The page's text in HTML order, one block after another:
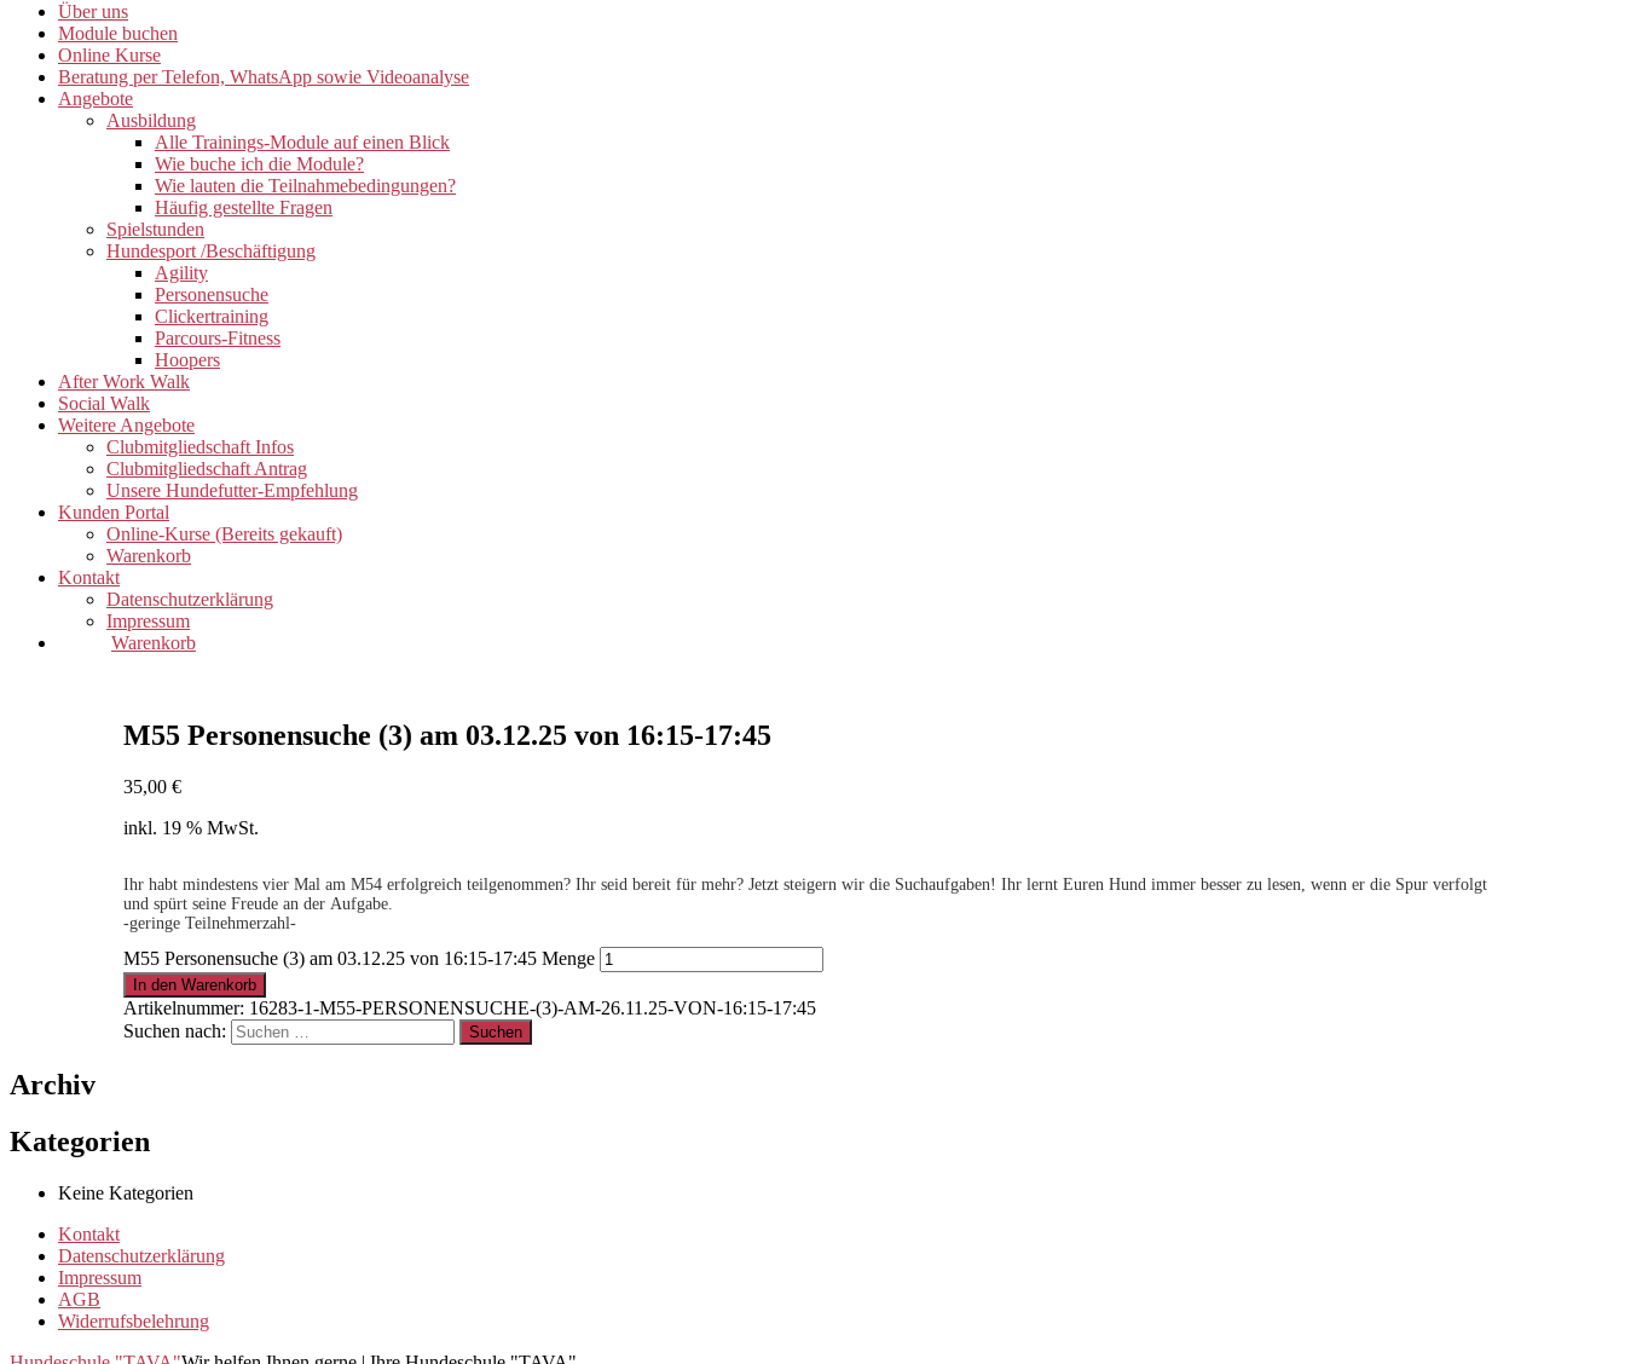
Über uns
Module buchen
Online Kurse
Beratung per Telefon, WhatsApp sowie Videoanalyse
Angebote
Ausbildung
Alle Trainings-Module auf einen Blick
Wie buche ich die Module?
Wie lauten die Teilnahmebedingungen?
Häufig gestellte Fragen
Spielstunden
Hundesport /Beschäftigung
Agility
Personensuche
Clickertraining
Parcours-Fitness
Hoopers
After Work Walk
Social Walk
Weitere Angebote
Clubmitgliedschaft Infos
Clubmitgliedschaft Antrag
Unsere Hundefutter-Empfehlung
Kunden Portal
Online-Kurse (Bereits gekauft)
Warenkorb
Kontakt
Datenschutzerklärung
Impressum
Warenkorb
M55 Personensuche (3) am 03.12.25 von 16:15-17:45
35,00€
inkl. 19 % MwSt.
Ihr habt mindestens vier Mal am M54 erfolgreich teilgenommen? Ihr seid bereit für mehr? Jetzt steigern wir die Suchaufgaben! Ihr lernt Euren Hund immer besser zu lesen, wenn er die Spur verfolgt
und spürt seine Freude an der Aufgabe.
-geringe Teilnehmerzahl-
.
Clubmitglied werden ?
M55 Personensuche (3) am 03.12.25 von 16:15-17:45 Menge
In den Warenkorb
Artikelnummer: 16283-1-M55-PERSONENSUCHE-(3)-AM-26.11.25-VON-16:15-17:45
Suchen nach:
Archiv
Kategorien
Keine Kategorien
Kontakt
Datenschutzerklärung
Impressum
AGB
Widerrufsbelehrung